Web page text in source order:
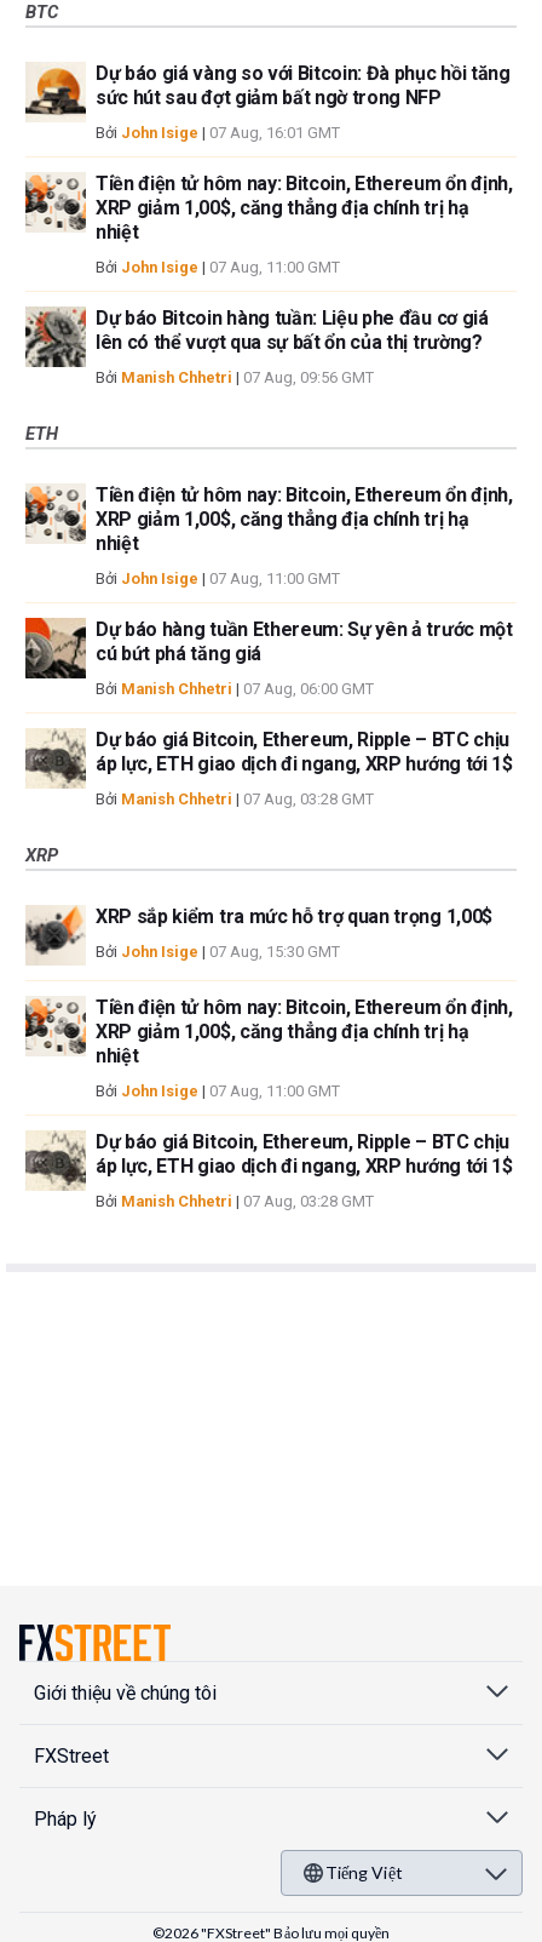
BTC
Dự báo giá vàng so với Bitcoin: Đà phục hồi tăng
sức hút sau đợt giảm bất ngờ trong NFP
Bởi John Isige | 07 Aug, 16:01 GMT
Tiền điện tử hôm nay: Bitcoin, Ethereum ổn định,
XRP giảm 1,00$, căng thẳng địa chính trị hạ
nhiệt
Bởi John Isige | 07 Aug, 11:00 GMT
Dự báo Bitcoin hàng tuần: Liệu phe đầu cơ giá
lên có thể vượt qua sự bất ổn của thị trường?
Bởi Manish Chhetri | 07 Aug, 09:56 GMT
ETH
Tiền điện tử hôm nay: Bitcoin, Ethereum ổn định,
XRP giảm 1,00$, căng thẳng địa chính trị hạ
nhiệt
Bởi John Isige | 07 Aug, 11:00 GMT
Dự báo hàng tuần Ethereum: Sự yên ả trước một
cú bứt phá tăng giá
Bởi Manish Chhetri | 07 Aug, 06:00 GMT
Dự báo giá Bitcoin, Ethereum, Ripple – BTC chịu
áp lực, ETH giao dịch đi ngang, XRP hướng tới 1$
Bởi Manish Chhetri | 07 Aug, 03:28 GMT
XRP
XRP sắp kiểm tra mức hỗ trợ quan trọng 1,00$
Bởi John Isige | 07 Aug, 15:30 GMT
Tiền điện tử hôm nay: Bitcoin, Ethereum ổn định,
XRP giảm 1,00$, căng thẳng địa chính trị hạ
nhiệt
Bởi John Isige | 07 Aug, 11:00 GMT
Dự báo giá Bitcoin, Ethereum, Ripple – BTC chịu
áp lực, ETH giao dịch đi ngang, XRP hướng tới 1$
Bởi Manish Chhetri | 07 Aug, 03:28 GMT
Giới thiệu về chúng tôi
FXStreet
Pháp lý
Tiếng Việt
©2026 "FXStreet" Bảo lưu mọi quyền